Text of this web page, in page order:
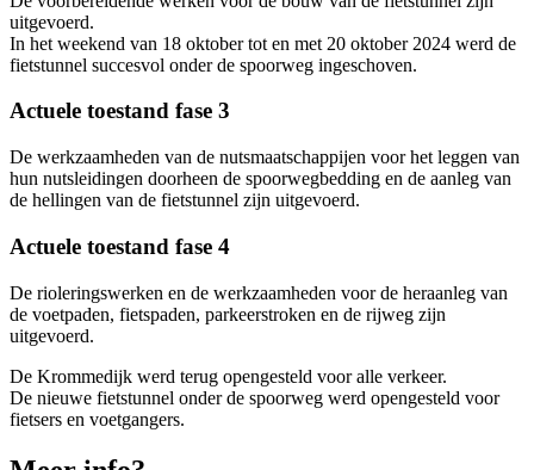
uitgevoerd.
In het weekend van 18 oktober tot en met 20 oktober 2024 werd de
fietstunnel succesvol onder de spoorweg ingeschoven.
Actuele toestand fase 3
De werkzaamheden van de nutsmaatschappijen voor het leggen van
hun nutsleidingen doorheen de spoorwegbedding en de aanleg van
de hellingen van de fietstunnel zijn uitgevoerd.
Actuele toestand fase 4
De rioleringswerken en de werkzaamheden voor de heraanleg van
de voetpaden, fietspaden, parkeerstroken en de rijweg zijn
uitgevoerd.
De Krommedijk werd terug opengesteld voor alle verkeer.
De nieuwe fietstunnel onder de spoorweg werd opengesteld voor
fietsers en voetgangers.